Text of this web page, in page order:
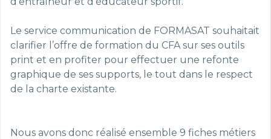
Le service communication de FORMASAT souhaitait
clarifier l’offre de formation du CFA sur ses outils
print et en profiter pour effectuer une refonte
graphique de ses supports, le tout dans le respect
de la charte existante.
Nous avons donc réalisé ensemble 9 fiches métiers